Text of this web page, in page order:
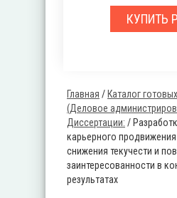
Вы здесь
Главная / Каталог
(Деловое
Диссертации: /
карьерного
снижения текучести и
заинтересованности в
результатах
КУПИТЬ